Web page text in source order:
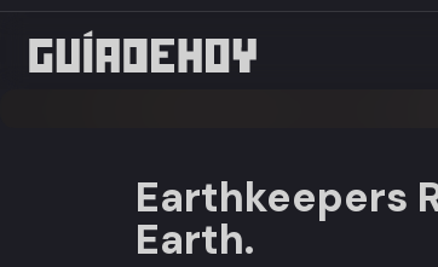
Earthkeepers
Earth.